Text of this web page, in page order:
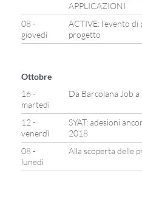
APPLICAZIONI
08 -
giovedì
ACTIVE: l’evento
progetto
Ottobre
16 -
martedì
Da Barcolana Job
12 -
venerdì
SYAT: adesioni
2018
08 -
lunedì
Alla scoperta delle